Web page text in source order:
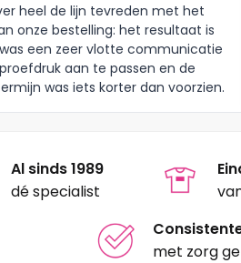
heel de lijn tevreden met het
onze bestelling: het resultaat is
een zeer vlotte communicatie
aan te passen en de
was iets korter dan voorzien.
dat niet zijn.
Al sinds 1989
dé specialist
met zorg